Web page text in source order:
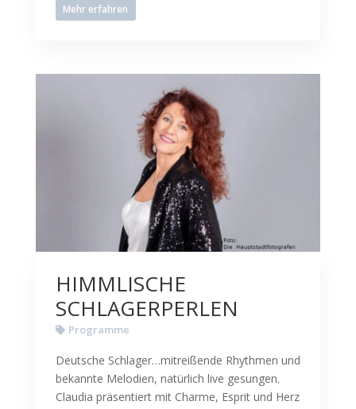
Mehr erfahren
HIMMLISCHE
SCHLAGERPERLEN
Programme
Deutsche Schlager…mitreißende Rhythmen und
bekannte Melodien, natürlich live gesungen.
Claudia präsentiert mit Charme, Esprit und Herz